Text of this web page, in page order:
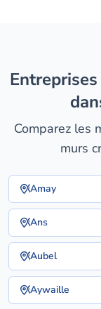
entreprises d'isolation des murs creux
Comparez les
murs
Amay
Ans
Aubel
Aywaille